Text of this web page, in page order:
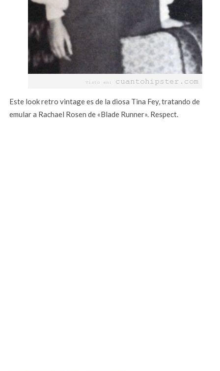
Este look retro vintage es de la diosa Tina Fey, tratando de
emular a Rachael Rosen de «Blade Runner». Respect.